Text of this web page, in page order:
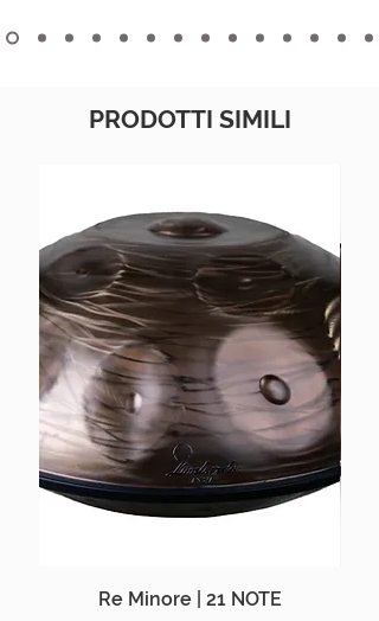
PRODOTTI SIMILI
Re Minore | 21 NOTE